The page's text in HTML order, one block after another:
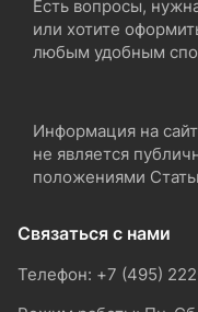
Есть вопросы,
или хотите
любым удобным
Информация на
не является
положениями
Связаться с нами
Телефон: +7 (495)